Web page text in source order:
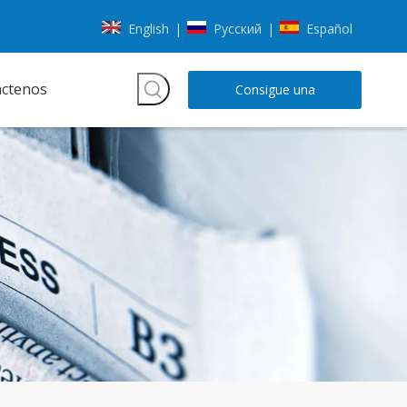
English | Pусский | Español
Consigue una
cotización